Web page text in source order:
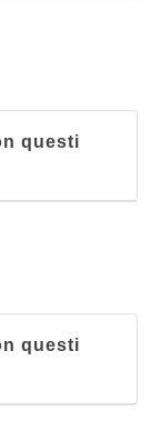
questi
questi